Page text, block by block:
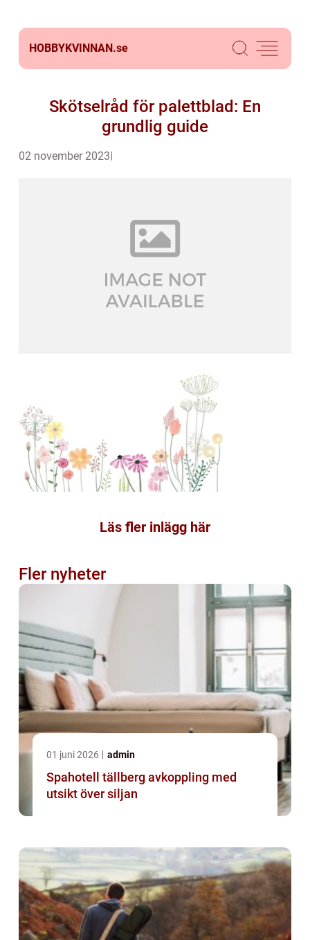
HOBBYKVINNAN.se
Skötselråd för palettblad: En
grundlig guide
02 november 2023
Läs fler inlägg här
Fler nyheter
01 juni 2026 admin
Spahotell tällberg avkoppling med
utsikt över siljan